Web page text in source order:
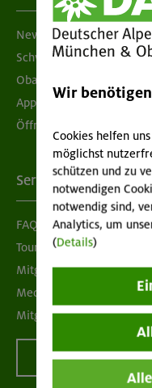
Newsletter
Schwarzes Brett
Obacht geben!
App "Mein DAV+"
Öffnungszeiten
Services
FAQ
Tour der Woche
Mitgliedermagazin
Mediadaten
Mitgliedschaft kündigen
Wir
Cookies helfen
möglichst
schützen und zu
notwendigen
notwendig sind,
Analytics, um
(Details)